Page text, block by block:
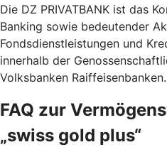
Die DZ PRIVATBANK ist das
Banking sowie bedeutender
Fondsdienstleistungen und
innerhalb der
Volksbanken Raiffeisenbanken.
FAQ zur
„swiss gold plus“